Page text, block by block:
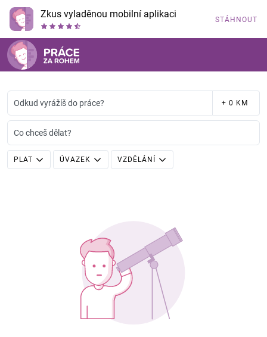
Zkus vyladěnou mobilní aplikaci STÁHNOUT
Odkud vyrážíš do práce? + 0 KM
Co chceš dělat?
PLAT ÚVAZEK VZDĚLÁNÍ